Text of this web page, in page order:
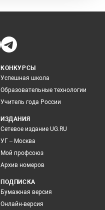
КОНКУРСЫ
Успешная школа
Образовательные технологии
Учитель года России
ИЗДАНИЯ
Сетевое издание UG.RU
УГ – Москва
Мой профсоюз
Архив номеров
ПОДПИСКА
Бумажная версия
Онлайн-версия